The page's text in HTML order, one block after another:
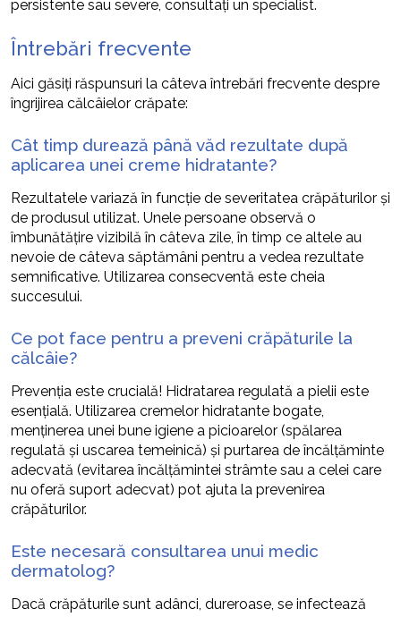
persistente sau severe, consultați un specialist.
Întrebări frecvente
Aici găsiți răspunsuri la câteva întrebări frecvente despre
îngrijirea călcâielor crăpate:
Cât timp durează până văd rezultate după
aplicarea unei creme hidratante?
Rezultatele variază în funcție de severitatea crăpăturilor și
de produsul utilizat. Unele persoane observă o
îmbunătățire vizibilă în câteva zile, în timp ce altele au
nevoie de câteva săptămâni pentru a vedea rezultate
semnificative. Utilizarea consecventă este cheia
succesului.
Ce pot face pentru a preveni crăpăturile la
călcâie?
Prevenția este crucială! Hidratarea regulată a pielii este
esențială. Utilizarea cremelor hidratante bogate,
menținerea unei bune igiene a picioarelor (spălarea
regulată și uscarea temeinică) și purtarea de încălțăminte
adecvată (evitarea încălțămintei strâmte sau a celei care
nu oferă suport adecvat) pot ajuta la prevenirea
crăpăturilor.
Este necesară consultarea unui medic
dermatolog?
Dacă crăpăturile sunt adânci, dureroase, se infectează